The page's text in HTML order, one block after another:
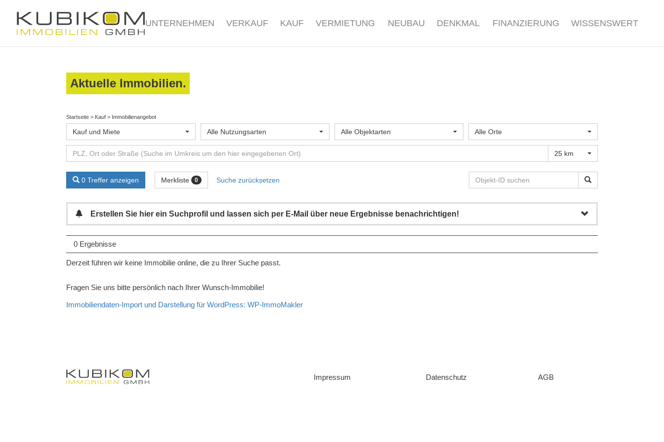
UNTERNEHMEN VERKAUF KAUF VERMIETUNG NEUBAU DENKMAL FINANZIERUNG WISSENSWERT
Aktuelle Immobilien.
Startseite > Kauf > Immobilienangebot
Kauf und Miete Alle Nutzungsarten Alle Objektarten Alle Orte
25 km
0 Treffer anzeigen Merkliste 0 Suche zurücksetzen
Erstellen Sie hier ein Suchprofil und lassen sich per E-Mail über neue Ergebnisse benachrichtigen!
0 Ergebnisse
Derzeit führen wir keine Immobilie online, die zu Ihrer Suche passt.
Fragen Sie uns bitte persönlich nach Ihrer Wunsch-Immobilie!
Immobiliendaten-Import und Darstellung für WordPress: WP-ImmoMakler
Impressum Datenschutz AGB